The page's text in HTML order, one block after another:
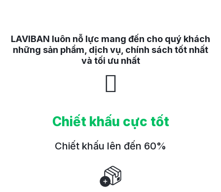
LAVIBAN luôn nỗ lực mang đến cho quý khách
những sản phẩm, dịch vụ, chính sách tốt nhất
và tối ưu nhất
Chiết khấu cực tốt
Chiết khấu lên đến 60%